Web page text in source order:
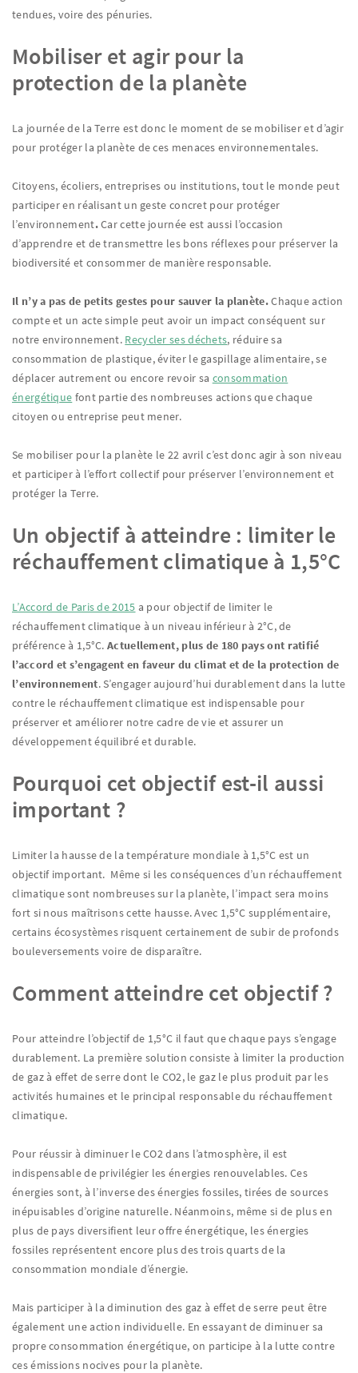
tendues, voire des pénuries.
Mobiliser et agir pour la
protection de la planète
La journée de la Terre est donc le moment de se mobiliser et d’agir
pour protéger la planète de ces menaces environnementales.
Citoyens, écoliers, entreprises ou institutions, tout le monde peut
participer en réalisant un geste concret pour protéger
l’environnement.Car cette journée est aussi l’occasion
d’apprendre et de transmettre les bons réflexes pour préserver la
biodiversité et consommer de manière responsable.
Il n’y a pas de petits gestes pour sauver la planète.Chaque action
compte et un acte simple peut avoir un impact conséquent sur
notre environnement. Recycler ses déchets, réduire sa
consommation de plastique, éviter le gaspillage alimentaire, se
déplacer autrement ou encore revoir sa consommation
énergétique font partie des nombreuses actions que chaque
citoyen ou entreprise peut mener.
Se mobiliser pour la planète le 22 avril c’est donc agir à son niveau
et participer à l’effort collectif pour préserver l’environnement et
protéger la Terre.
Un objectif à atteindre : limiter le
réchauffement climatique à 1,5°C
L’Accord de Paris de 2015 a pour objectif de limiter le
réchauffement climatique à un niveau inférieur à 2°C, de
préférence à 1,5°C.Actuellement, plus de 180 pays ont ratifié
l’accord et s’engagent en faveur du climat et de la protection de
l’environnement. S’engager aujourd’hui durablement dans la lutte
contre le réchauffement climatique est indispensable pour
préserver et améliorer notre cadre de vie et assurer un
développement équilibré et durable.
Pourquoi cet objectif est-il aussi
important ?
Limiter la hausse de la température mondiale à 1,5°C est un
objectif important. Même si les conséquences d’un réchauffement
climatique sont nombreuses sur la planète, l’impact sera moins
fort si nous maîtrisons cette hausse. Avec 1,5°C supplémentaire,
certains écosystèmes risquent certainement de subir de profonds
bouleversements voire de disparaître.
Comment atteindre cet objectif ?
Pour atteindre l’objectif de 1,5°C il faut que chaque pays s’engage
durablement. La première solution consiste à limiter la production
de gaz à effet de serre dont le CO2, le gaz le plus produit par les
activités humaines et le principal responsable du réchauffement
climatique.
Pour réussir à diminuer le CO2 dans l’atmosphère, il est
indispensable de privilégier les énergies renouvelables. Ces
énergies sont, à l’inverse des énergies fossiles, tirées de sources
inépuisables d’origine naturelle. Néanmoins, même si de plus en
plus de pays diversifient leur offre énergétique, les énergies
fossiles représentent encore plus des trois quarts de la
consommation mondiale d’énergie.
Mais participer à la diminution des gaz à effet de serre peut être
également une action individuelle. En essayant de diminuer sa
propre consommation énergétique, on participe à la lutte contre
ces émissions nocives pour la planète.